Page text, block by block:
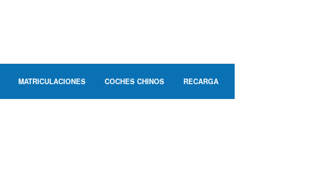
MATRICULACIONES COCHES CHINOS RECARGA